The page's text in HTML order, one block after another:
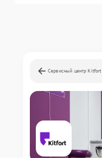
Сервисный центр Kitfort